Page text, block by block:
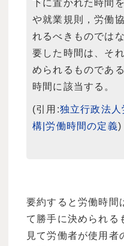
下に置かれた時間
や就業規則，労働
れるべきものでは
要した時間は、そ
められるものであ
時間に該当する。
(引用:独立行政法
構|労働時間の定義)
要約すると労働時間
て勝手に決められる
見て労働者が使用者